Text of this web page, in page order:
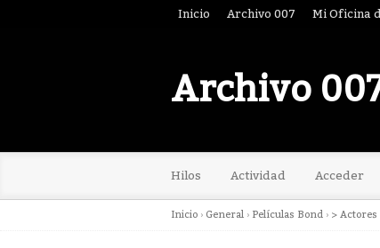
Inicio Archivo 007 Mi Oficina
Archivo
Hilos Actividad Acceder
Inicio › General › Películas Bond › > Actores